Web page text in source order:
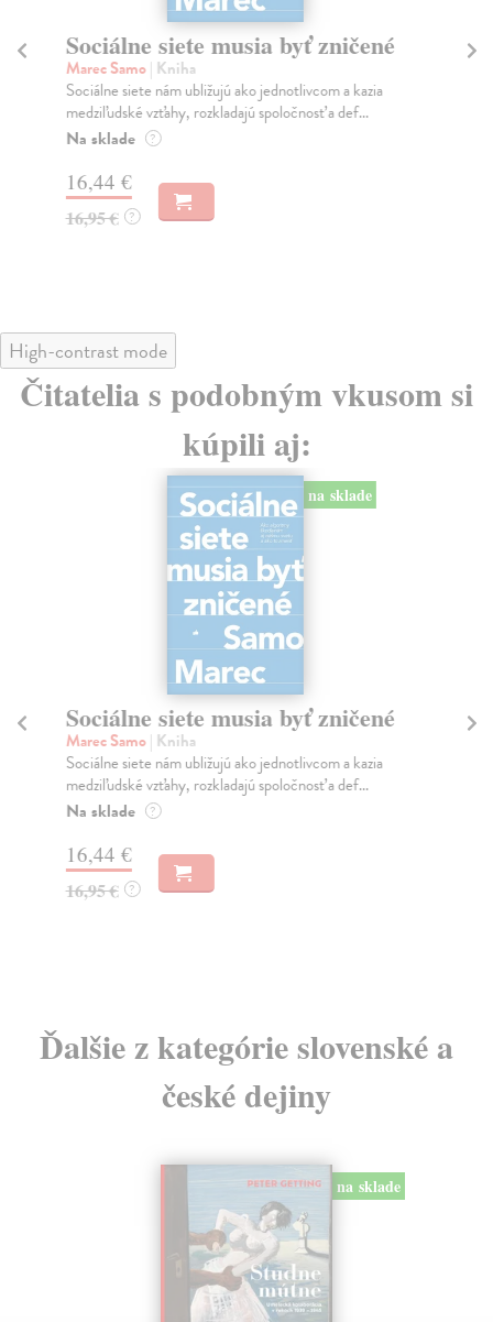
Sociálne siete musia byť zničené
Marec Samo| Kniha
Sociálne siete nám ubližujú ako jednotlivcom a kazia
medziľudské vzťahy, rozkladajú spoločnosť a def...
Na sklade ?
16,44 €
16,95 € ?
High-contrast mode
Čitatelia s podobným vkusom si
kúpili aj:
na sklade
Sociálne siete musia byť zničené
Marec Samo| Kniha
Sociálne siete nám ubližujú ako jednotlivcom a kazia
medziľudské vzťahy, rozkladajú spoločnosť a def...
Na sklade ?
16,44 €
16,95 € ?
Ďalšie z kategórie slovenské a
české dejiny
na sklade